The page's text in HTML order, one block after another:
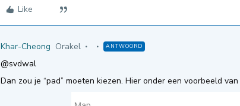
Like
Khar-Cheong Orakel ANTWOORD
@svdwal
Dan zou je “pad” moeten kiezen. Hier onder een voorbeeld